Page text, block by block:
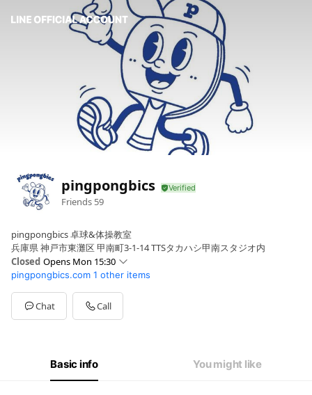
pingpongbics
Friends 59
pingpongbics 卓球&体操教室
兵庫県 神戸市東灘区 甲南町3-1-14 TTSタカハシ甲南スタジオ内
Closed Opens Mon 15:30
Sun00:00 - 00:00
Mon15:30 - 16:30
Tue00:00 - 00:00
Wed15:30 - 16:30
10:00 - 11:00,11:00 - 12:00
pingpongbics.com 1 other items
Chat Call
Basic info You might like